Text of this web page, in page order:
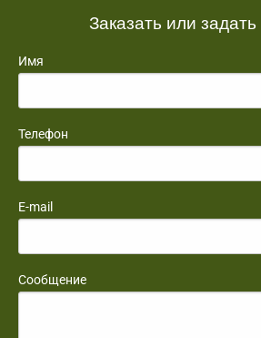
Заказать или
Имя
Телефон
E-mail
Сообщение